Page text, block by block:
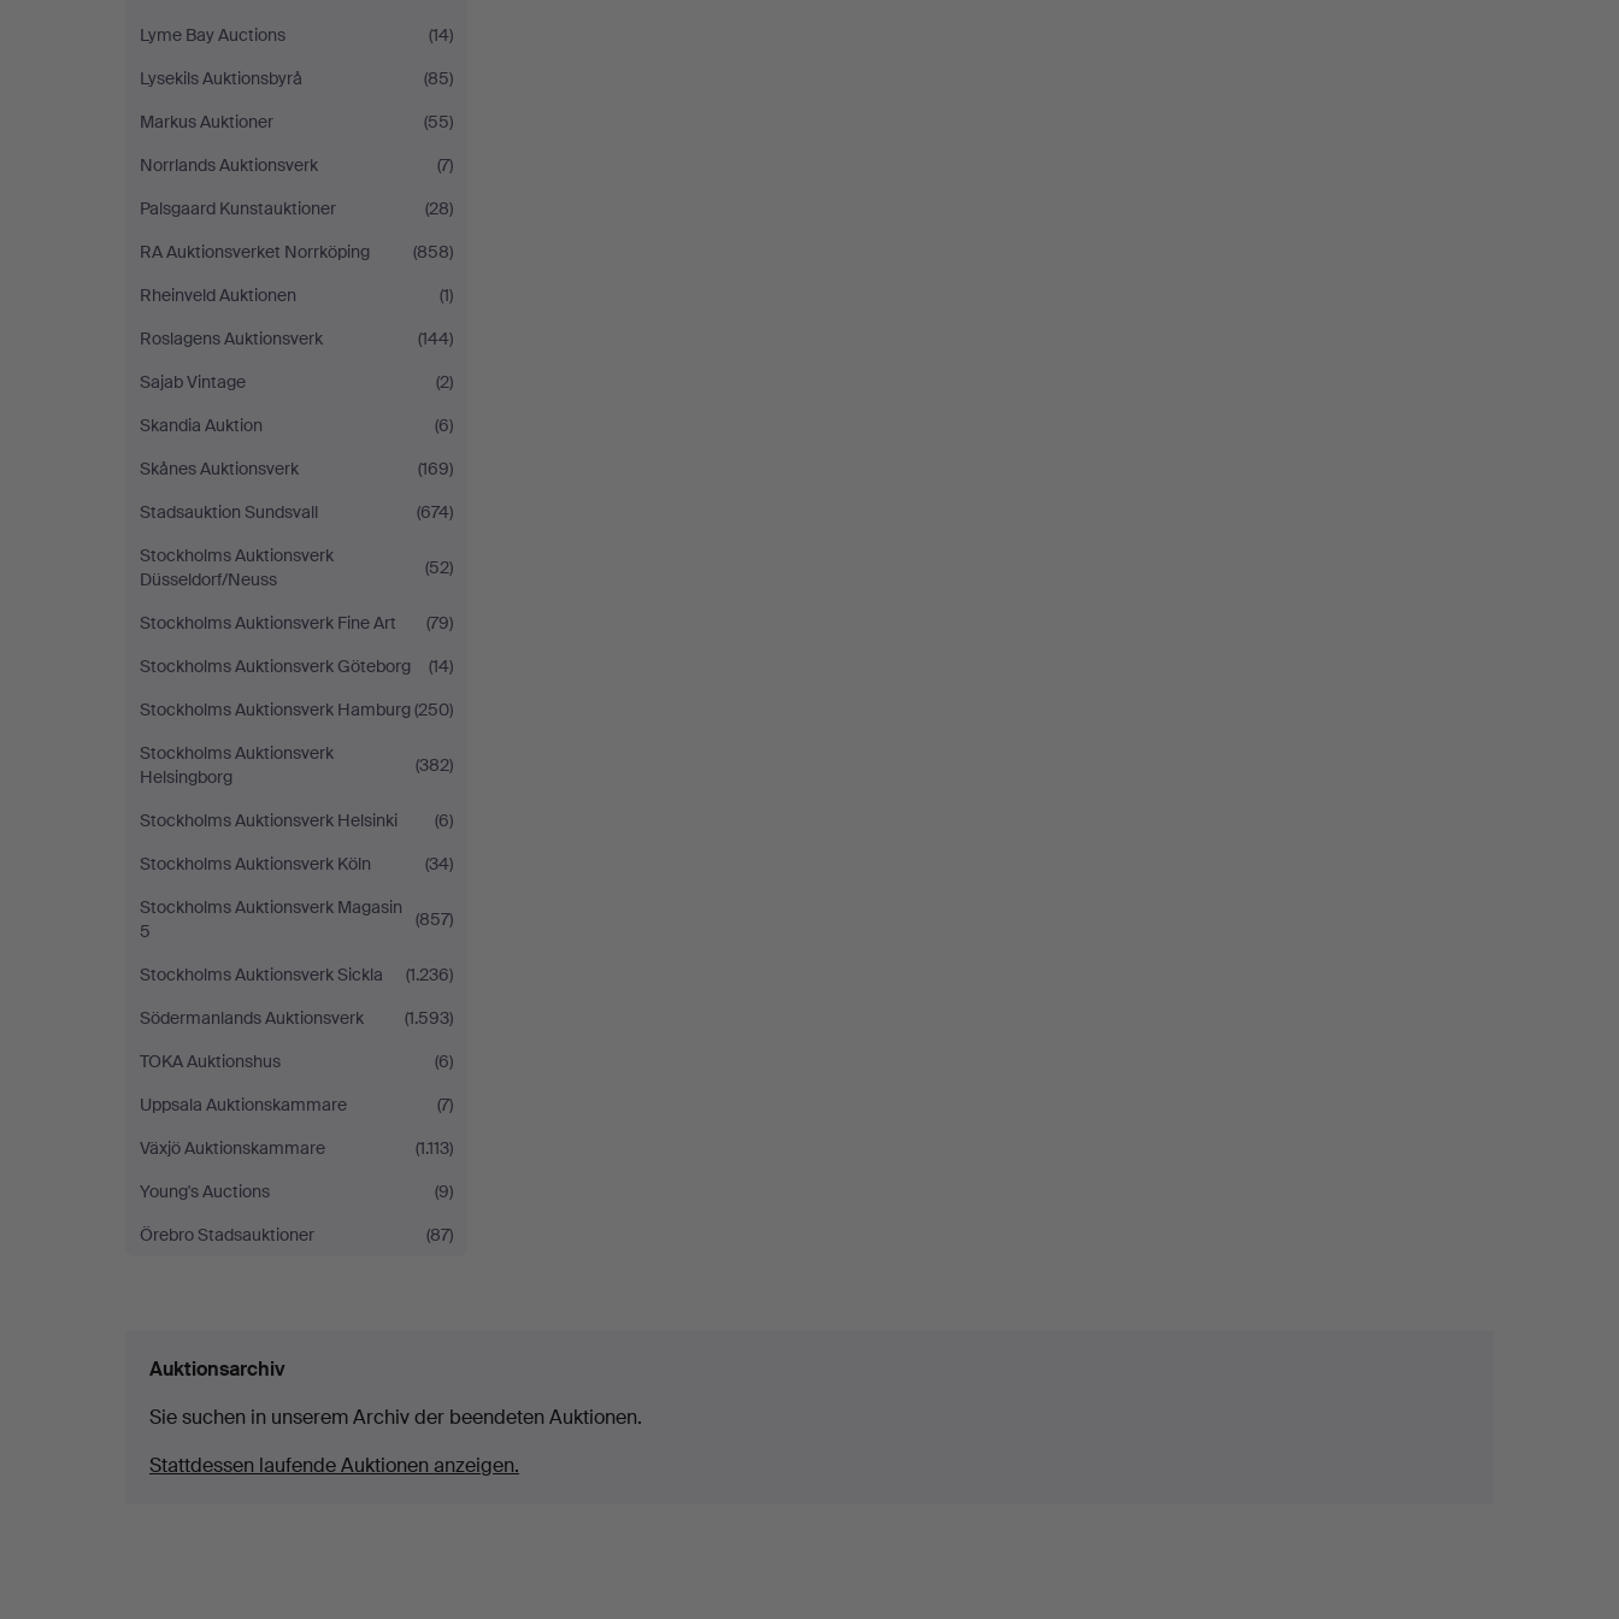
Lyme Bay Auctions
(14)
Lysekils Auktionsbyrå
(85)
Markus Auktioner
(55)
Norrlands Auktionsverk
(7)
Palsgaard Kunstauktioner
(28)
RA Auktionsverket Norrköping
(858)
Rheinveld Auktionen
(1)
Roslagens Auktionsverk
(144)
Sajab Vintage
(2)
Skandia Auktion
(6)
Skånes Auktionsverk
(169)
Stadsauktion Sundsvall
(674)
Stockholms Auktionsverk
Düsseldorf/Neuss
(52)
Stockholms Auktionsverk Fine Art
(79)
Stockholms Auktionsverk Göteborg
(14)
Stockholms Auktionsverk Hamburg(250)
Stockholms Auktionsverk
Helsingborg
(382)
Stockholms Auktionsverk Helsinki
(6)
Stockholms Auktionsverk Köln
(34)
Stockholms Auktionsverk Magasin
5
(857)
Stockholms Auktionsverk Sickla
(1.236)
Södermanlands Auktionsverk
(1.593)
TOKA Auktionshus
(6)
Uppsala Auktionskammare
(7)
Växjö Auktionskammare
(1.113)
Young's Auctions
(9)
Örebro Stadsauktioner
(87)
Auktionsarchiv
Sie suchen in unserem Archiv der beendeten Auktionen.
Stattdessen laufende Auktionen anzeigen.